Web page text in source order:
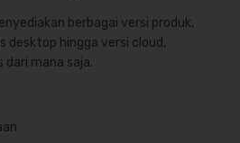
berbagai versi produk,
desktop hingga versi cloud,
dari mana saja.